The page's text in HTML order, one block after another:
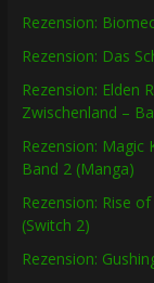
Rezension:
Rezension: Das
Rezension: Elden
Zwischenland –
Rezension: Magic
Band 2 (Manga)
Rezension: Rise
(Switch 2)
Rezension: